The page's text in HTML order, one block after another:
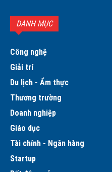
DANH MỤC
Công nghệ
Giải trí
Du lịch - Ẩm thực
Thương trường
Doanh nghiệp
Giáo dục
Tài chính - Ngân hàng
Startup